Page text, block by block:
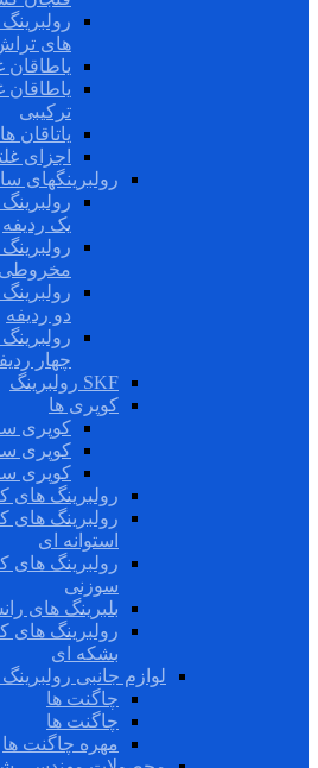
های
یاطاقان
ترکیبی
یاتاقان
اجزای
رولبرینگهای
یک ردیفه
مخروطی
دو ردیفه
چهار
SKF رولبرینگ
کوپری ها
کوپری
کوپری
کوپری
رولبرینگ های
رولبرینگ
استوانه ای
رولبرینگ
سوزنی
بلبرینگ های
رولبرینگ
بشکه ای
لوازم جانبی رولبرینگ
چاگنت ها
چاگنت ها
مهره چاگنت ها